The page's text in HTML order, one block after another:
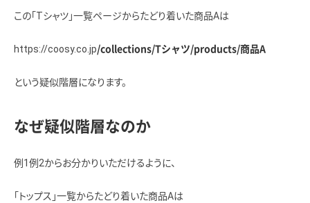
この「Tシャツ」一覧ページからたどり着いた商品Aは
https://coosy.co.jp/collections/Tシャツ/products/商品A
という疑似階層になります。
なぜ疑似階層なのか
例1例2からお分かりいただけるように、
「トップス」一覧からたどり着いた商品Aは